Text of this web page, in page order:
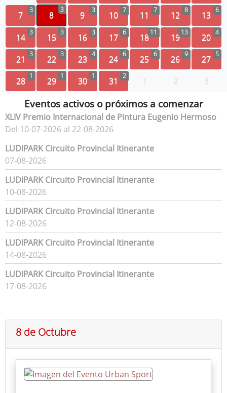
7 3 8
3
9 3 10 7 11 7 12 8 13 6
14 3 15 3 16 3 17 6 1811 1913 20 4
21 3 22 3 23 4 24 6 25 6 26 9 27 5
28 1 29 1 30 1 31 2 1 2 3
Eventos activos o próximos a comenzar
XLIV Premio Internacional de Pintura Eugenio Hermoso
Del 10-07-2026 al 22-08-2026
LUDIPARK Circuito Provincial Itinerante
07-08-2026
LUDIPARK Circuito Provincial Itinerante
10-08-2026
LUDIPARK Circuito Provincial Itinerante
12-08-2026
LUDIPARK Circuito Provincial Itinerante
14-08-2026
LUDIPARK Circuito Provincial Itinerante
17-08-2026
8 de Octubre